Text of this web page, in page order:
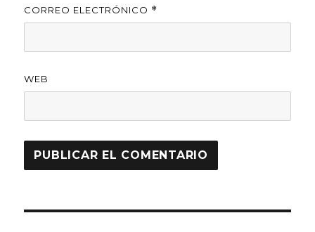
CORREO ELECTRÓNICO *
WEB